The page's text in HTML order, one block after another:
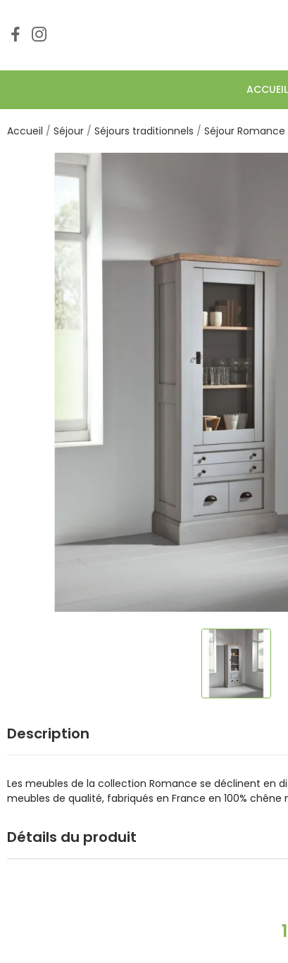
ACCUEIL
Accueil Séjour Séjours traditionnels Séjour
Description
Les meubles de la collection Romance se déclinent en
meubles de qualité, fabriqués en France en 100% chêne
Détails du produit